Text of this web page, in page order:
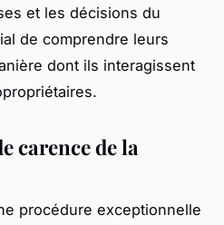
et les décisions du
de comprendre leurs
dont ils interagissent
carence de la
procédure exceptionnelle